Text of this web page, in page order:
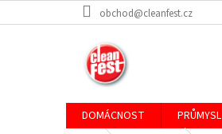
na
obchod@cleanfest.cz
DOMÁCNOST PRŮMYSL